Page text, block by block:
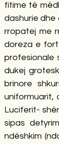
fitime të
dashurie dhe
rropatej me
doreza e
profesionale
dukej
brinore
uniformuarit,
Luciferit-
sipas
ndëshkim